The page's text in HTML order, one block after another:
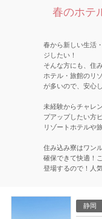
春のホテ
春から新しい生活
ジしたい！
そんな方にも、住
ホテル・旅館のリ
が多いので、安心
未経験からチャレ
プアップしたい方
リゾートホテルや
住み込み寮はワン
確保できて快適！
登場するので！人
静岡